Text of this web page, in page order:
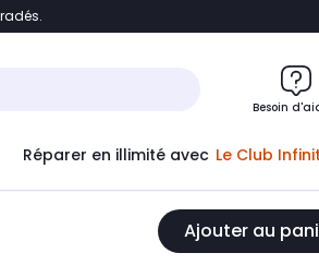
Accéder directement au chatbot
Besoin
Réparer en illimité avec Le Club
Ajouter au